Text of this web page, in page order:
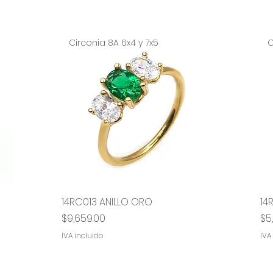
Vista rápida
Circonia 8A 6x4 y 7x5
14RC013 ANILLO ORO
Precio
$9,659.00
IVA incluido